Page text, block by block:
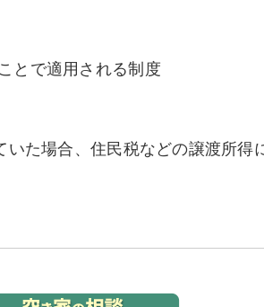
とで適用される制度
た場合、住民税などの譲渡所得